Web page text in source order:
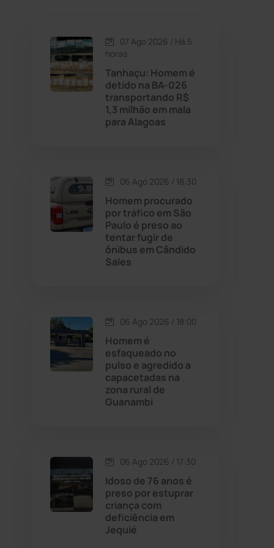
Caetité (1504)
Candiba (157)
Cândido Sales
Caturama
Chapada Diamantina
Cordeiros
Dom Basílio
Érico Cardoso
Esportes
07 Ago 2026 / Há 5
horas
Tanhaçu: Homem é
detido na BA-026
transportando R$
1,3 milhão em mala
para Alagoas
06 Ago 2026 / 18:30
Homem procurado
por tráfico em São
Paulo é preso ao
tentar fugir de
ônibus em Cândido
Sales
06 Ago 2026 / 18:00
Homem é
esfaqueado no
pulso e agredido a
capacetadas na
zona rural de
Guanambi
06 Ago 2026 / 17:30
Idoso de 76 anos é
preso por estuprar
criança com
deficiência em
Jequié